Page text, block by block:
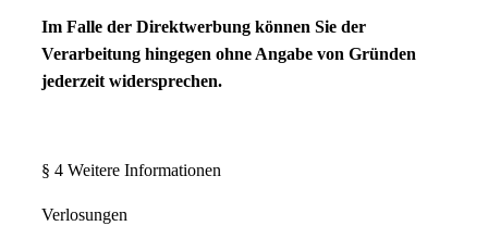
Im Falle der Direktwerbung können Sie der
Verarbeitung hingegen ohne Angabe von Gründen
jederzeit widersprechen.
§ 4 Weitere Informationen
Verlosungen